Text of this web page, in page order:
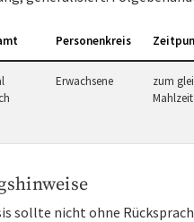
Personenkreis
Erwachsene
zum
Mahlzeit
sollte nicht ohne